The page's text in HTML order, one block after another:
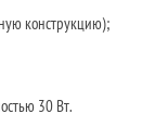
конструкцию);
30 Вт.